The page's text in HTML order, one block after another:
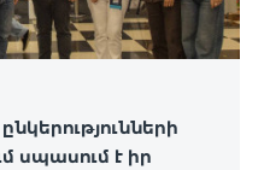
ընկերությունների
սպասում է իր